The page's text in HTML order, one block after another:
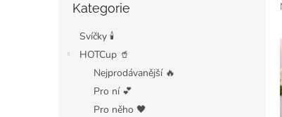
kategorie
Kategorie
Svíčky 🕯️
HOTCup 🥤
Nejprodávanější 🔥
Pro ní 💕
Pro něho 🖤